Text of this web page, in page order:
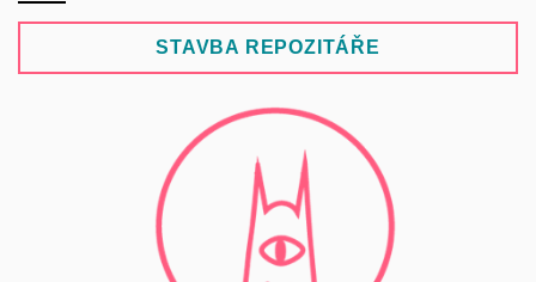
STAVBA REPOZITÁŘE